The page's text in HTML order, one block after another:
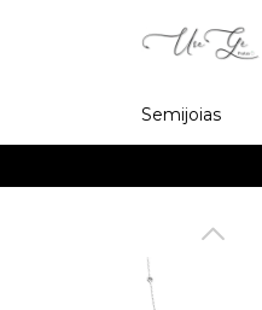
Semijoias